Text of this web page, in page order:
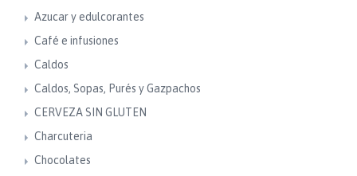
Azucar y edulcorantes
Café e infusiones
Caldos
Caldos, Sopas, Purés y Gazpachos
CERVEZA SIN GLUTEN
Charcuteria
Chocolates